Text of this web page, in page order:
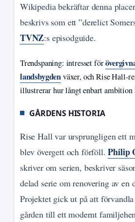
Wikipedia bekräftar denna
beskrivs som ett ”derelict
TVNZ:s episodguide.
Trendspaning: intresset för
landsbygdenväxer, och Rise Hall-
illustrerar hur långt enbart ambition
GÅRDENS HISTORIA
Rise Hall var ursprungligen ett
blev övergett och förföll.Philip
skriver om serien, beskriver
delad serie om renovering av en
Projektet gick ut på att
gården till ett modernt